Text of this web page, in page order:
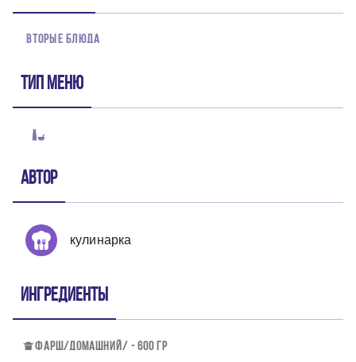
ВТОРЫЕ БЛЮДА
Тип меню
Автор
кулинарка
Ингредиенты
ФАРШ/ДОМАШНИЙ/ - 600 ГР